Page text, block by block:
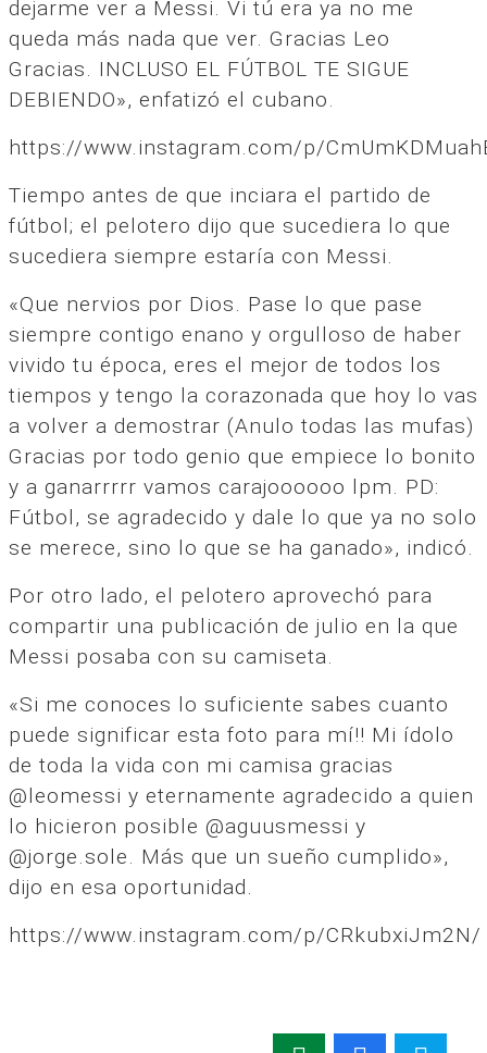
dejarme ver a Messi. Vi tú era ya no me
queda más nada que ver. Gracias Leo
Gracias. INCLUSO EL FÚTBOL TE SIGUE
DEBIENDO», enfatizó el cubano.
https://www.instagram.com/p/
Tiempo antes de que inciara el partido de
fútbol; el pelotero dijo que sucediera lo que
sucediera siempre estaría con Messi.
«Que nervios por Dios. Pase lo que pase
siempre contigo enano y orgulloso de haber
vivido tu época, eres el mejor de todos los
tiempos y tengo la corazonada que hoy lo vas
a volver a demostrar (Anulo todas las mufas)
Gracias por todo genio que empiece lo bonito
y a ganarrrrr vamos carajoooooo lpm. PD:
Fútbol, se agradecido y dale lo que ya no solo
se merece, sino lo que se ha ganado», indicó.
Por otro lado, el pelotero aprovechó para
compartir una publicación de julio en la que
Messi posaba con su camiseta.
«Si me conoces lo suficiente sabes cuanto
puede significar esta foto para mí!! Mi ídolo
de toda la vida con mi camisa gracias
@leomessi y eternamente agradecido a quien
lo hicieron posible @aguusmessi y
@jorge.sole. Más que un sueño cumplido»,
dijo en esa oportunidad.
https://www.instagram.com/p/CRkubxiJm2N/